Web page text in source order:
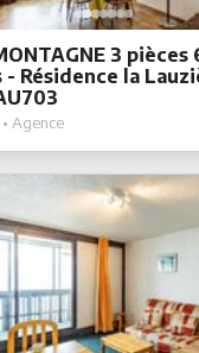
3 pièces
- Résidence la
Agence